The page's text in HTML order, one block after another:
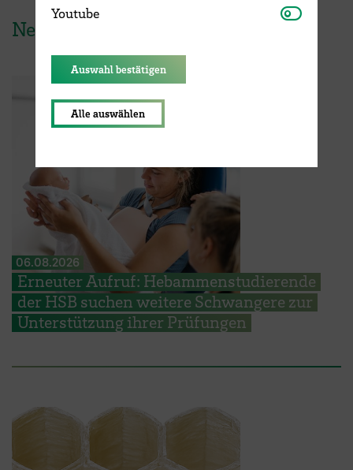
News aus der HSB
06.08.2026
Erneuter Aufruf: Hebammenstudierende
der HSB suchen weitere Schwangere zur
Unterstützung ihrer Prüfungen
Youtube Youtube
Auswahl bestätigen
Alle auswählen